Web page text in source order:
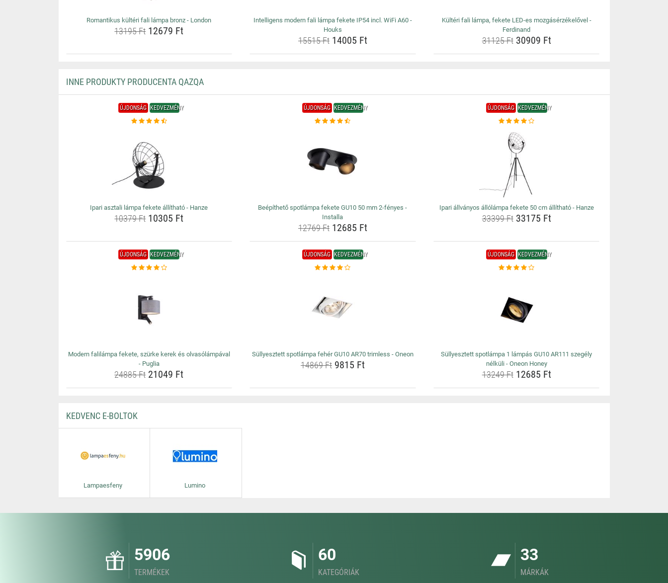
Romantikus kültéri fali lámpa bronz - London
13195 Ft12679 Ft
Intelligens modern fali lámpa fekete IP54 incl. WiFi A60 -
Houks
15515 Ft14005 Ft
Kültéri fali lámpa, fekete LED-es mozgásérzékelővel -
Ferdinand
31125 Ft30909 Ft
INNE PRODUKTY PRODUCENTA QAZQA
ÚJDONSÁG KEDVEZMÉNY
Ipari asztali lámpa fekete állítható - Hanze
10379 Ft10305 Ft
ÚJDONSÁG KEDVEZMÉNY
Beépíthető spotlámpa fekete GU10 50 mm 2-fényes -
Installa
12769 Ft12685 Ft
ÚJDONSÁG KEDVEZMÉNY
Ipari állványos állólámpa fekete 50 cm állítható - Hanze
33399 Ft33175 Ft
ÚJDONSÁG KEDVEZMÉNY
Modern falilámpa fekete, szürke kerek és olvasólámpával
- Puglia
24885 Ft21049 Ft
ÚJDONSÁG KEDVEZMÉNY
Süllyesztett spotlámpa fehér GU10 AR70 trimless - Oneon
14869 Ft9815 Ft
ÚJDONSÁG KEDVEZMÉNY
Süllyesztett spotlámpa 1 lámpás GU10 AR111 szegély
nélküli - Oneon Honey
13249 Ft12685 Ft
KEDVENC E-BOLTOK
Lampaesfeny Lumino
5906
TERMÉKEK
60
KATEGÓRIÁK
33
MÁRKÁK